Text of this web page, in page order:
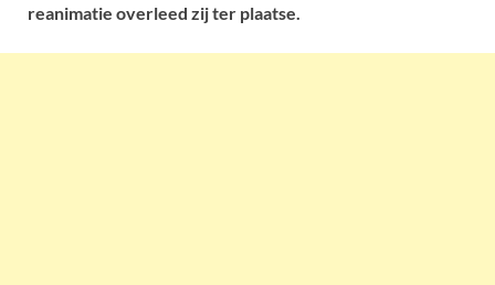
reanimatie overleed zij ter plaatse.